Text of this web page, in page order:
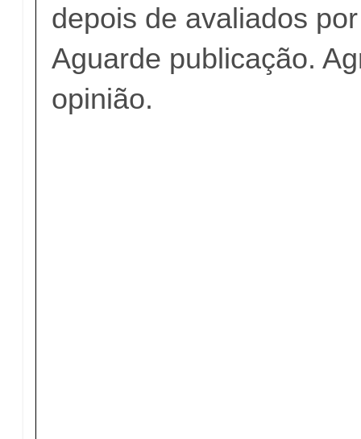
depois de avaliados
Aguarde publicação.
opinião.